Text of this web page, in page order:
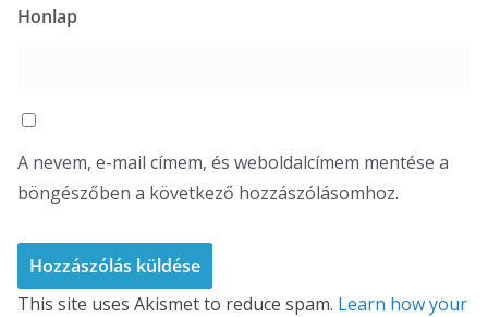
Honlap
A nevem, e-mail címem, és weboldalcímem mentése a
böngészőben a következő hozzászólásomhoz.
This site uses Akismet to reduce spam. Learn how your